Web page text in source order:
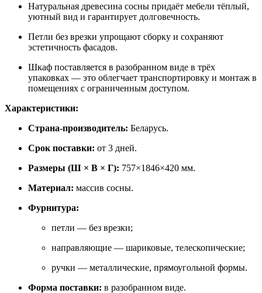
Натуральная древесина сосны придаёт мебели тёплый,
уютный вид и гарантирует долговечность.
Петли без врезки упрощают сборку и сохраняют
эстетичность фасадов.
Шкаф поставляется в разобранном виде в трёх
упаковках — это облегчает транспортировку и монтаж в
помещениях с ограниченным доступом.
Характеристики:
Страна‑производитель: Беларусь.
Срок поставки: от 3 дней.
Размеры (Ш × В × Г): 757×1846×420 мм.
Материал: массив сосны.
Фурнитура:
петли — без врезки;
направляющие — шариковые, телескопические;
ручки — металлические, прямоугольной формы.
Форма поставки: в разобранном виде.